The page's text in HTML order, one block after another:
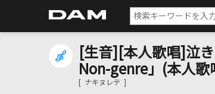
[生音][本人歌唱]泣
Non-genre」(本人歌
[ ナキヌレテ ]